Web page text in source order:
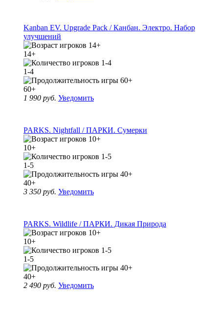
Kanban EV. Upgrade Pack / Канбан. Электро. Набор
улучшений
14+
1-4
60+
1 990 руб. Уведомить
PARKS. Nightfall / ПАРКИ. Сумерки
10+
1-5
40+
3 350 руб. Уведомить
PARKS. Wildlife / ПАРКИ. Дикая Природа
10+
1-5
40+
2 490 руб. Уведомить